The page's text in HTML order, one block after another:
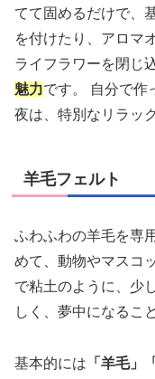
てて固めるだけで、
を付けたり、アロマ
ライフラワーを閉じ
魅力です。 自分で作
夜は、特別なリラッ
羊毛フェルト
ふわふわの羊毛を専
めて、動物やマスコ
で粘土のように、少
しく、夢中になるこ
基本的には 「羊毛」